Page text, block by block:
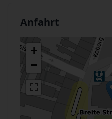
Anfahrt
+
−